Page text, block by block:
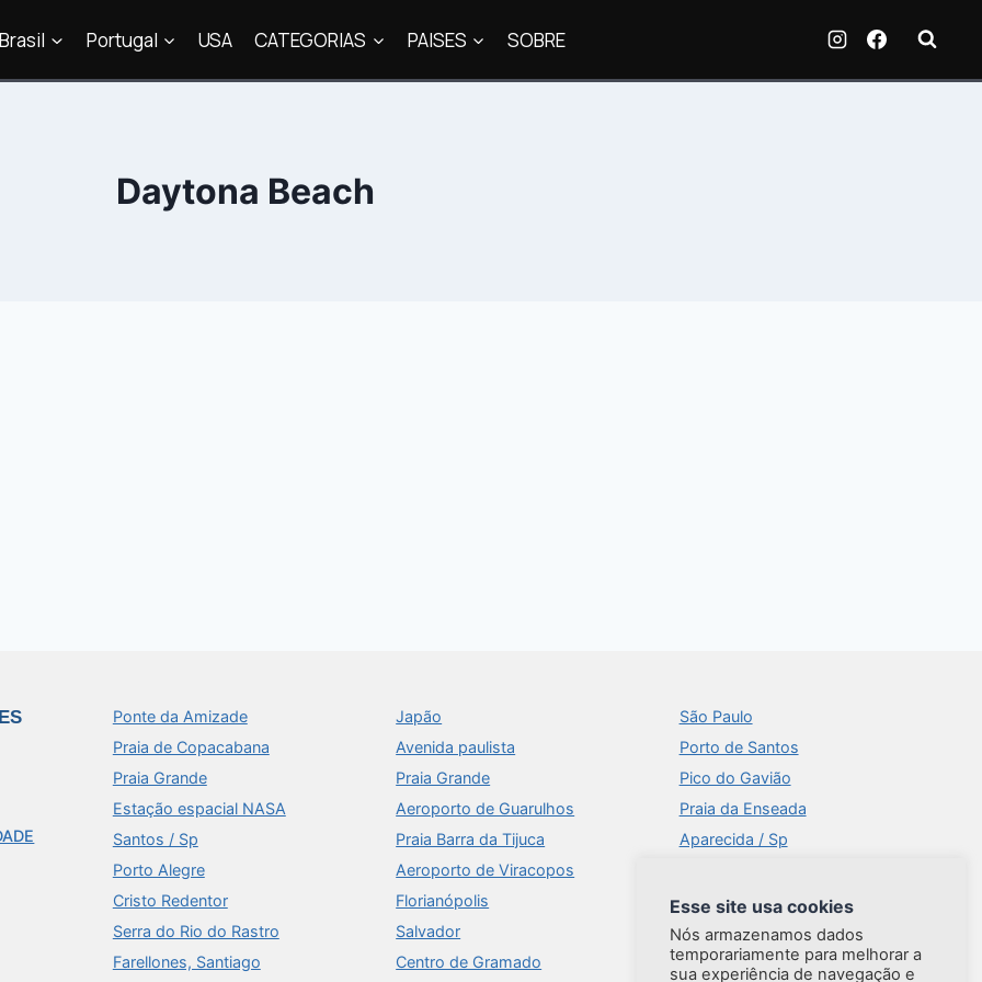
Brasil Portugal USA CATEGORIAS PAISES SOBRE
Daytona Beach
Ponte da Amizade
Praia de Copacabana
Praia Grande
Estação espacial NASA
Santos / Sp
Porto Alegre
Cristo Redentor
Serra do Rio do Rastro
Farellones, Santiago
Japão
Avenida paulista
Praia Grande
Aeroporto de Guarulhos
Praia Barra da Tijuca
Aeroporto de Viracopos
Florianópolis
Salvador
Centro de Gramado
São Paulo
Porto de Santos
Pico do Gavião
Praia da Enseada
Aparecida / Sp
Aeroportos
Ilhabela
Brasília
Esse site usa cookies
Nós armazenamos dados
temporariamente para melhorar a
sua experiência de navegação e